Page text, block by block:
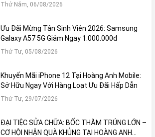
Thứ Năm, 06/08/2026
Ưu Đãi Mừng Tân Sinh Viên 2026: Samsung
Galaxy A57 5G Giảm Ngay 1.000.000đ
Thứ Tư, 05/08/2026
Khuyến Mãi iPhone 12 Tại Hoàng Anh Mobile:
Sở Hữu Ngay Với Hàng Loạt Ưu Đãi Hấp Dẫn
Thứ Tư, 29/07/2026
ĐẠI TIỆC SỬA CHỮA: BỐC THĂM TRÚNG LỚN –
CƠ HỘI NHẬN QUÀ KHỦNG TẠI HOÀNG ANH